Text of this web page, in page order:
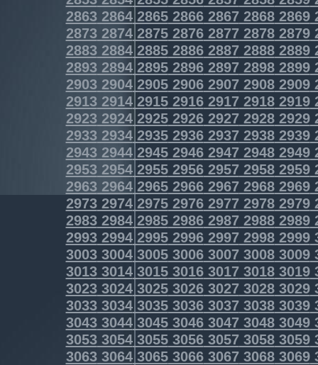
2863286428652866286728682869
2873287428752876287728782879
2883288428852886288728882889
2893289428952896289728982899
2903290429052906290729082909
2913291429152916291729182919
2923292429252926292729282929
2933293429352936293729382939
2943294429452946294729482949
2953295429552956295729582959
2963296429652966296729682969
2973297429752976297729782979
2983298429852986298729882989
2993299429952996299729982999
3003300430053006300730083009
3013301430153016301730183019
3023302430253026302730283029
3033303430353036303730383039
3043304430453046304730483049
3053305430553056305730583059
3063306430653066306730683069